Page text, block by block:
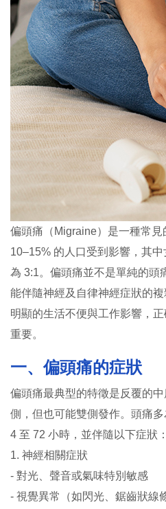
偏頭痛（Migraine）是一種常
10–15% 的人口受到影響，其
為 3:1。偏頭痛並不是單純的頭
能伴隨神經及自律神經症狀的
明顯的生活不便與工作影響，
重要。
一、偏頭痛的症狀
偏頭痛最典型的特徵是反覆的
側，但也可能雙側發作。頭痛
4 至 72 小時，並伴隨以下症狀：
1. 神經相關症狀
- 對光、聲音或氣味特別敏感
- 視覺異常（如閃光、鋸齒狀線